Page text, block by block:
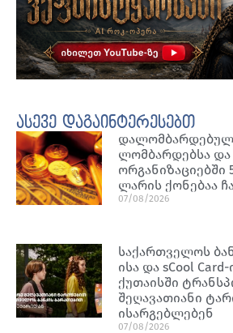
ასევე დაგაინტერესებთ
ლომბარდებსა და
ორგანიზაციებში
ლარის ქონებაა
07/08/2026
საქართველოს
ისა და sCool
ქუთაისში
შეღავათიანი
ისარგებლებენ
07/08/2026